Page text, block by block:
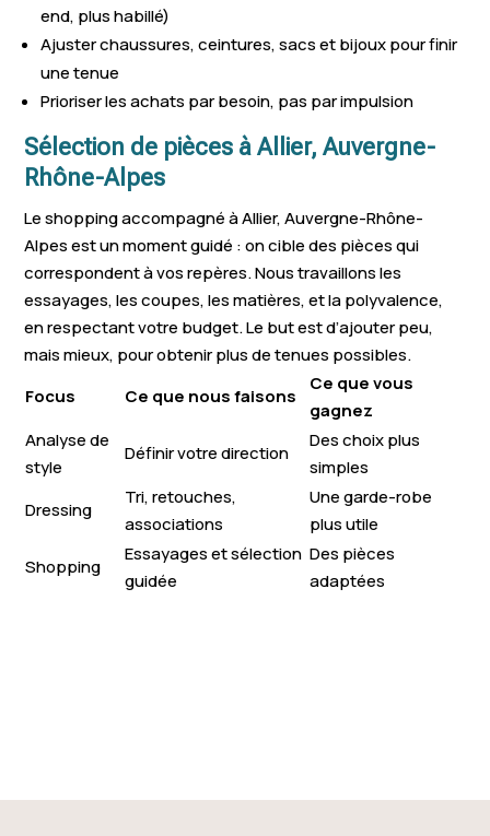
end, plus habillé)
Ajuster chaussures, ceintures, sacs et bijoux pour finir
une tenue
Prioriser les achats par besoin, pas par impulsion
Sélection de pièces à Allier, Auvergne-
Rhône-Alpes
Le shopping accompagné à Allier, Auvergne-Rhône-
Alpes est un moment guidé : on cible des pièces qui
correspondent à vos repères. Nous travaillons les
essayages, les coupes, les matières, et la polyvalence,
en respectant votre budget. Le but est d’ajouter peu,
mais mieux, pour obtenir plus de tenues possibles.
Focus
Ce que nous faisons
Ce que vous
gagnez
Analyse de
style
Définir votre direction
Des choix plus
simples
Dressing
Tri, retouches,
associations
Une garde-robe
plus utile
Shopping
Essayages et sélection
guidée
Des pièces
adaptées